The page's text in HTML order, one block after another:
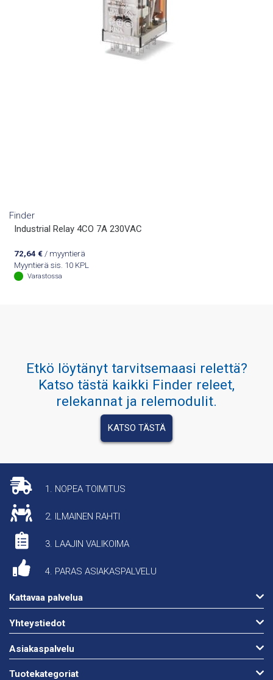
Finder
Industrial Relay 4CO 7A 230VAC
72,64 €/ myyntierä
Myyntierä sis. 10 KPL
Varastossa
Etkö löytänyt tarvitsemaasi relettä?
Katso tästä kaikki Finder releet,
relekannat ja relemodulit.
KATSO TÄSTÄ
1. NOPEA TOIMITUS
2. ILMAINEN RAHTI
3. LAAJIN VALIKOIMA
4. PARAS ASIAKASPALVELU
Kattavaa palvelua
Yhteystiedot
Asiakaspalvelu
Tuotekategoriat